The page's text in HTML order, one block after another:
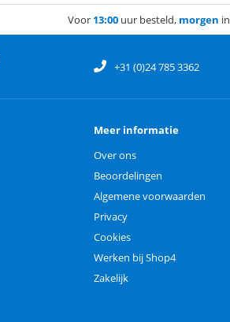
Voor 13:00 uur besteld, morgen
+31 (0)24 785 3362
Meer informatie
Over ons
Beoordelingen
Algemene voorwaarden
Privacy
Cookies
Werken bij Shop4
Zakelijk